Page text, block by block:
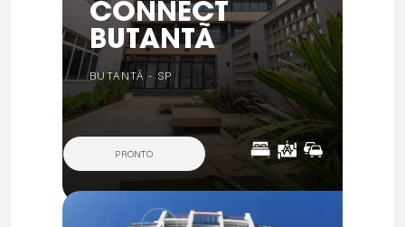
CONNECT
BUTANTÃ
BUTANTÃ - SP
PRONTO